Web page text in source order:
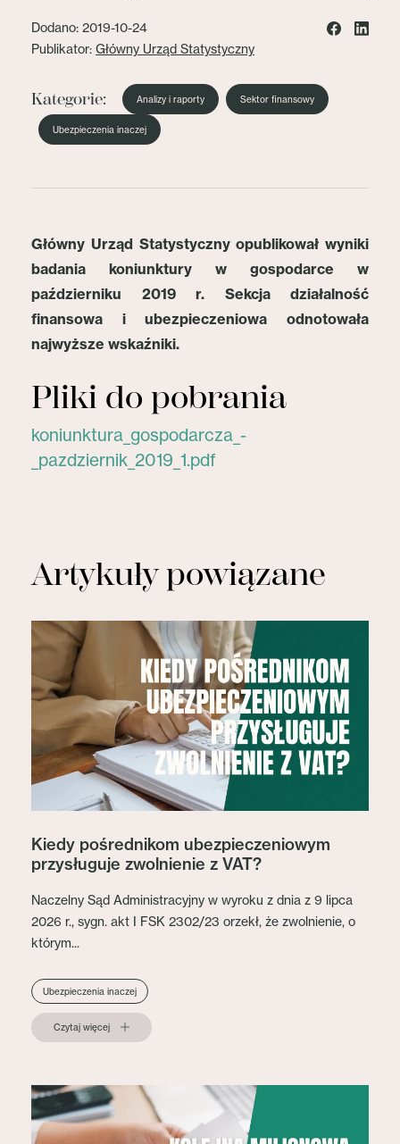
Dodano: 2019-10-24
Publikator: Główny Urząd Statystyczny
Kategorie: Analizy i raporty Sektor finansowy
Ubezpieczenia inaczej
Główny Urząd Statystyczny opublikował wyniki
badania koniunktury w gospodarce w
październiku 2019 r. Sekcja działalność
finansowa i ubezpieczeniowa odnotowała
najwyższe wskaźniki.
Pliki do pobrania
koniunktura_gospodarcza_-
_pazdziernik_2019_1.pdf
Artykuły powiązane
Kiedy pośrednikom ubezpieczeniowym
przysługuje zwolnienie z VAT?
Naczelny Sąd Administracyjny w wyroku z dnia z 9 lipca
2026 r., sygn. akt I FSK 2302/23 orzekł, że zwolnienie, o
którym...
Ubezpieczenia inaczej
Czytaj więcej